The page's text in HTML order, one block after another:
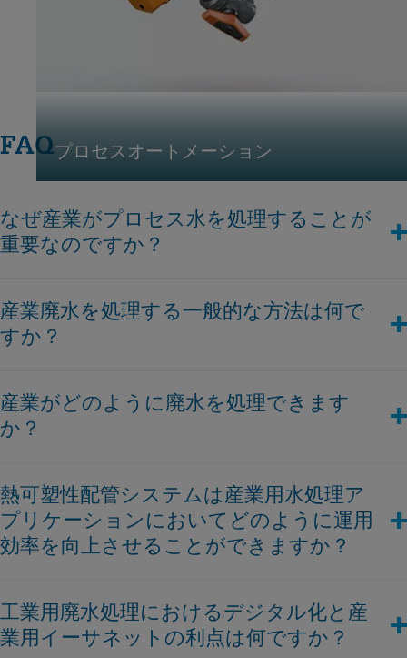
プロセスオートメーション
FAQ
なぜ産業がプロセス水を処理することが
重要なのですか？
です。
放出することは水生生態系と人間の健康に害を及ぼす可能性が
あります。
金や法的措置が課される可能性があります。
資源保護
: 水を処理して再利用することで淡水資源への負荷が
減少します。自然の水源から新たな水を絶えず取り出すよりも
持続可能です。
棄コストが低減します。施設内で処理された水を再利用するこ
とも費用を節約できます。
一般的な認識と評判: 責任ある水の管理は産業界の評判を高
産業廃水を処理する一般的な方法は何で
すか？
のさまざまな技術が関与しています。一般的な方法には以下が
あります:
遊粒子を除去する方法です。
化学処理: 化学物質を使用して廃水から汚染物質を除去しま
す。
生物学的処理: 活性汚泥プロセス、バイオフィルター、および
先進的な処理: 逆浸透、超ろ過、および膜ろ過などの先進プロ
セスにより、水をさらに浄化します。
産業がどのように廃水を処理できます
か？
ら沈殿物、有機物、濁りを除去できます。逆浸透は全溶解固形
分のかなりの割合を効果的に除去します。ナノフィルターは細
菌と硬度の除去を可能にし、イオン交換は望ましくないイオン
熱可塑性配管システムは産業用水処理ア
プリケーションにおいてどのように運用
効率を向上させることができますか？
を保証し、メンテナンスコストを削減することにより、産業用
水処理アプリケーションにおいて運用効率を大幅に向上させる
工業用廃水処理におけるデジタル化と産
業用イーサネットの利点は何ですか？